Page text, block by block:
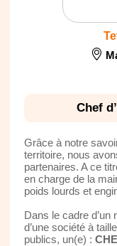
Chef
Grâce à notre
territoire, nous
partenaires. A ce
en charge de la
poids lourds et
Dans le cadre
d’une société à
publics, un(e) :